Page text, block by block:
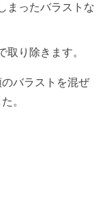
まったバラストな
り除きます。
バラストを混ぜ
。